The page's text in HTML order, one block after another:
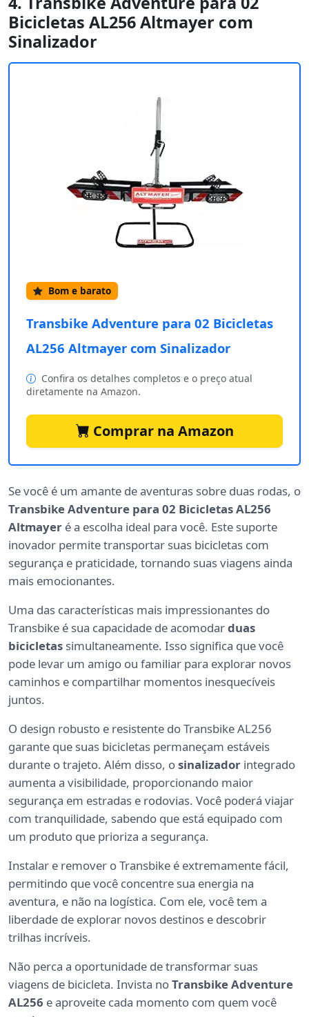
Bicicletas AL256 Altmayer com
Sinalizador
Bom e barato
Transbike Adventure para 02 Bicicletas
AL256 Altmayer com Sinalizador
Confira os detalhes completos e o preço atual
diretamente na Amazon.
Comprar na Amazon
Se você é um amante de aventuras sobre duas rodas, o
Transbike Adventure para 02 Bicicletas AL256
Altmayer é a escolha ideal para você. Este suporte
inovador permite transportar suas bicicletas com
segurança e praticidade, tornando suas viagens ainda
mais emocionantes.
Uma das características mais impressionantes do
Transbike é sua capacidade de acomodarduas
bicicletas simultaneamente. Isso significa que você
pode levar um amigo ou familiar para explorar novos
caminhos e compartilhar momentos inesquecíveis
juntos.
O design robusto e resistente do Transbike AL256
garante que suas bicicletas permaneçam estáveis
durante o trajeto. Além disso, osinalizador integrado
aumenta a visibilidade, proporcionando maior
segurança em estradas e rodovias. Você poderá viajar
com tranquilidade, sabendo que está equipado com
um produto que prioriza a segurança.
Instalar e remover o Transbike é extremamente fácil,
permitindo que você concentre sua energia na
aventura, e não na logística. Com ele, você tem a
liberdade de explorar novos destinos e descobrir
trilhas incríveis.
Não perca a oportunidade de transformar suas
viagens de bicicleta. Invista noTransbike Adventure
AL256 e aproveite cada momento com quem você